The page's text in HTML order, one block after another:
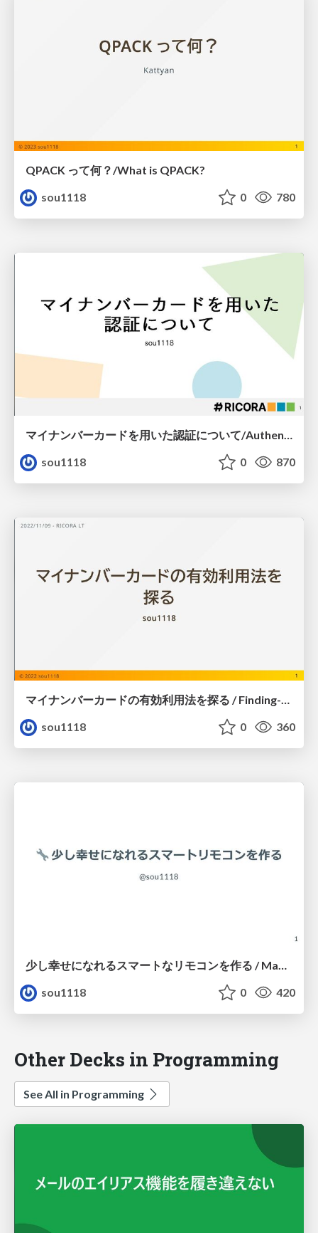
QPACK って何？/What is QPACK?
sou1118
0 780
マイナンバーカードを用いた認証について/Authentication-using-the-My-Number-Card
sou1118
0 870
マイナンバーカードの有効利用法を探る / Finding-ways-to-use-my-number-card
sou1118
0 360
少し幸せになれるスマートなリモコンを作る / Making-a-Smart-remote-controller
sou1118
0 420
Other Decks in Programming
See All in Programming